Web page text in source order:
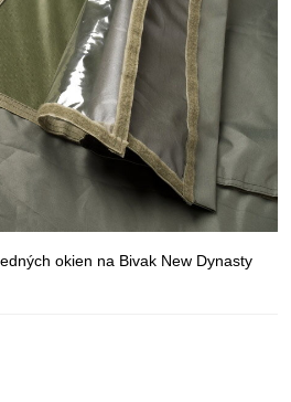
okien na Bivak New Dynasty